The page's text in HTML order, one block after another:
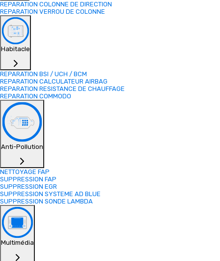
REPARATION COLONNE DE DIRECTION
REPARATION VERROU DE COLONNE
Habitacle
REPARATION BSI / UCH / BCM
REPARATION CALCULATEUR AIRBAG
REPARATION RESISTANCE DE CHAUFFAGE
REPARATION COMMODO
Anti-Pollution
NETTOYAGE FAP
SUPPRESSION FAP
SUPPRESSION EGR
SUPPRESSION SYSTEME AD BLUE
SUPPRESSION SONDE LAMBDA
Multimédia